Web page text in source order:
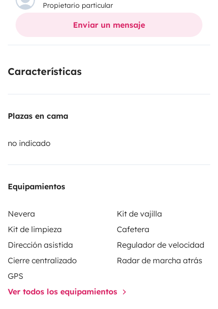
naturaleza con total autonomía, pero también de
pasar la noche en pleno centro de la ciudad gracias a
doble, ducha exterior, enorme depósito de agua
está pensado para viajar con libertad y comodidad.
increíblemente agradable de vivir, despierta simpatía,
acabarás cayendo bajo su encanto.
Propietario particular
Enviar un mensaje
Características
Plazas en cama
no indicado
Equipamientos
Nevera
Kit de vajilla
Kit de limpieza
Cafetera
Dirección asistida
Regulador de velocidad
Cierre centralizado
Radar de marcha atrás
GPS
Ver todos los equipamientos